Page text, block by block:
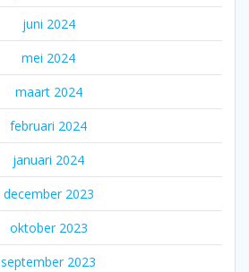
juni 2024
mei 2024
maart 2024
februari 2024
januari 2024
december 2023
oktober 2023
september 2023